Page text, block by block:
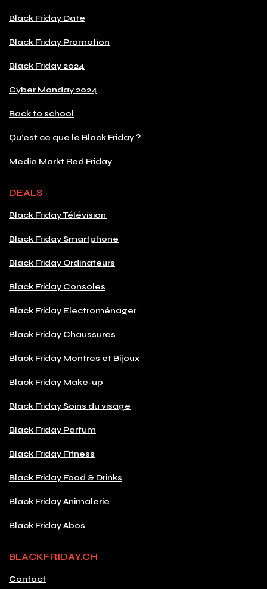
Black Friday Date
Black Friday Promotion
Black Friday 2024
Cyber Monday 2024
Back to school
Qu'est ce que le Black Friday ?
Media Markt Red Friday
DEALS
Black Friday Télévision
Black Friday Smartphone
Black Friday Ordinateurs
Black Friday Consoles
Black Friday Electroménager
Black Friday Chaussures
Black Friday Montres et Bijoux
Black Friday Make-up
Black Friday Soins du visage
Black Friday Parfum
Black Friday Fitness
Black Friday Food & Drinks
Black Friday Animalerie
Black Friday Abos
BLACKFRIDAY.CH
Contact